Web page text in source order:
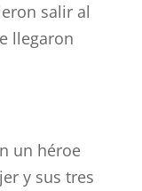
salir al
llegaron
un héroe
y sus tres